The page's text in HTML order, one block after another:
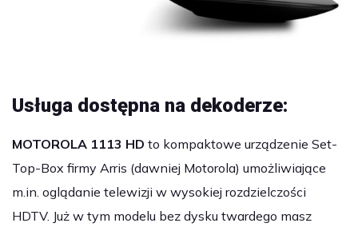
Usługa dostępna na dekoderze:
MOTOROLA 1113 HD to kompaktowe urządzenie Set-
Top-Box firmy Arris (dawniej Motorola) umożliwiające
m.in. oglądanie telewizji w wysokiej rozdzielczości
HDTV. Już w tym modelu bez dysku twardego masz